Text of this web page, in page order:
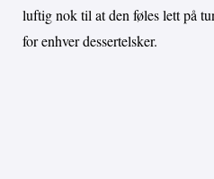
luftig nok til at den føles lett på
for enhver dessertelsker.